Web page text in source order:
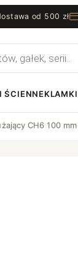
od 500 zł
ŚCIENNEKLAMKI
CH6 100 mm